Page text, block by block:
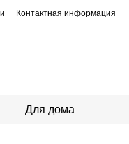
Контактная информация
Для дома